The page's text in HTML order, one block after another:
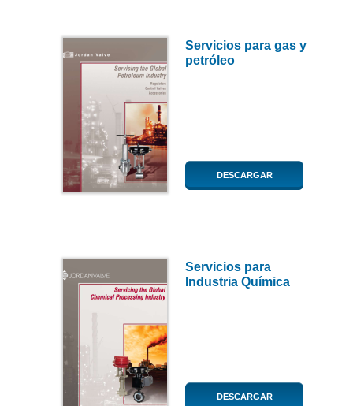
Servicios para gas y
petróleo
DESCARGAR
Servicios para
Industria Química
DESCARGAR